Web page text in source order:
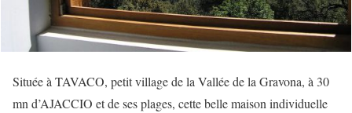
Située à TAVACO, petit village de la Vallée de la Gravona, à 30
mn d’AJACCIO et de ses plages, cette belle maison individuelle